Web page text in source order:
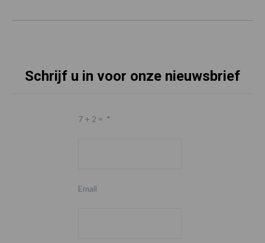
Schrijf u in voor onze nieuwsbrief
7 + 2 = *
Email